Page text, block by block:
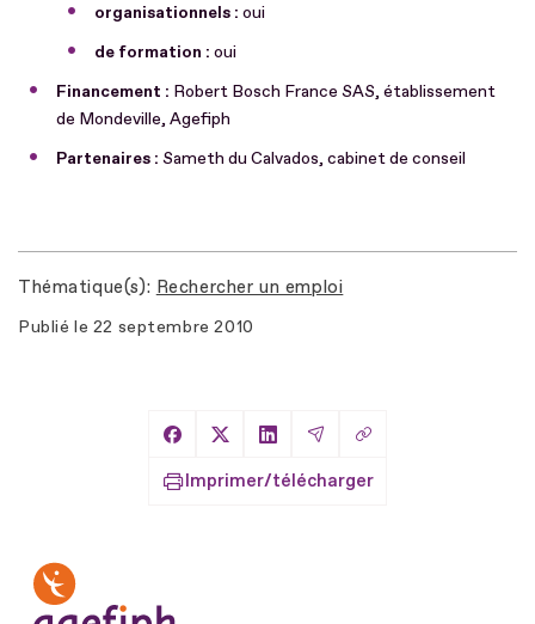
organisationnels : oui
de formation : oui
Financement : Robert Bosch France SAS, établissement
de Mondeville, Agefiph
Partenaires : Sameth du Calvados, cabinet de conseil
Thématique(s) Rechercher un emploi
Publié le 22 septembre 2010
Partager sur Facebook
Partager sur X
Partager sur LinkedIn
Partager par Email
Copier le lien
Imprimer/télécharger